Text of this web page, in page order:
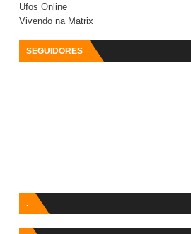
Ufos Online
Vivendo na Matrix
SEGUIDORES
.